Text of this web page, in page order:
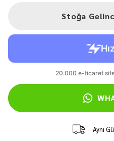
Stoğa
Aynı